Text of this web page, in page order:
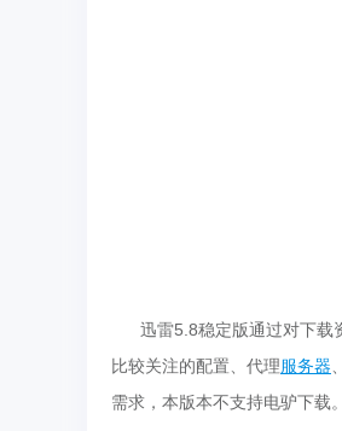
迅雷5.8稳定版通过对下载资
比较关注的配置、代理服务器
需求，本版本不支持电驴下载。